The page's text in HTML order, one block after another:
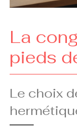
La
pieds
Le choix